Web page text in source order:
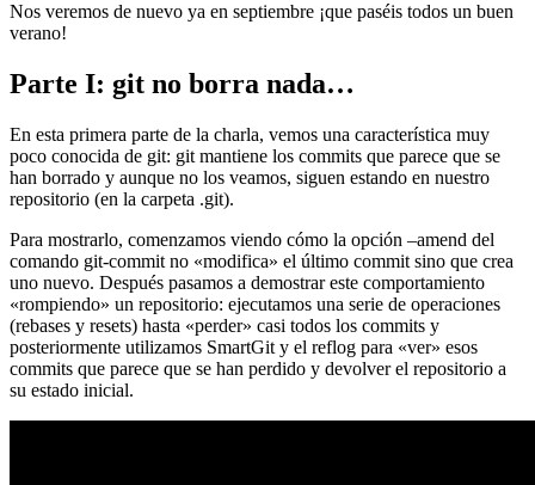
Nos veremos de nuevo ya en septiembre ¡que paséis todos un buen
verano!
Parte I: git no borra nada…
En esta primera parte de la charla, vemos una característica muy
poco conocida de git: git mantiene los commits que parece que se
han borrado y aunque no los veamos, siguen estando en nuestro
repositorio (en la carpeta .git).
Para mostrarlo, comenzamos viendo cómo la opción –amend del
comando git-commit no «modifica» el último commit sino que crea
uno nuevo. Después pasamos a demostrar este comportamiento
«rompiendo» un repositorio: ejecutamos una serie de operaciones
(rebases y resets) hasta «perder» casi todos los commits y
posteriormente utilizamos SmartGit y el reflog para «ver» esos
commits que parece que se han perdido y devolver el repositorio a
su estado inicial.